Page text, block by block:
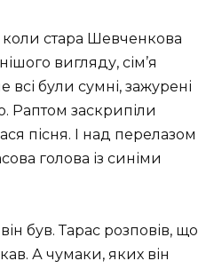
коли стара Шевченкова
вигляду, сім’я
всі були сумні, зажурені
Раптом заскрипіли
пісня. І над перелазом
голова із синіми
був. Тарас розповів, що
А чумаки, яких він